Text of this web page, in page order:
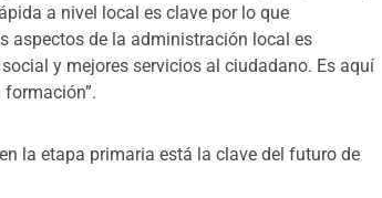
a nivel local es clave por lo que
aspectos de la administración local es
y mejores servicios al ciudadano. Es aquí
la etapa primaria está la clave del futuro de